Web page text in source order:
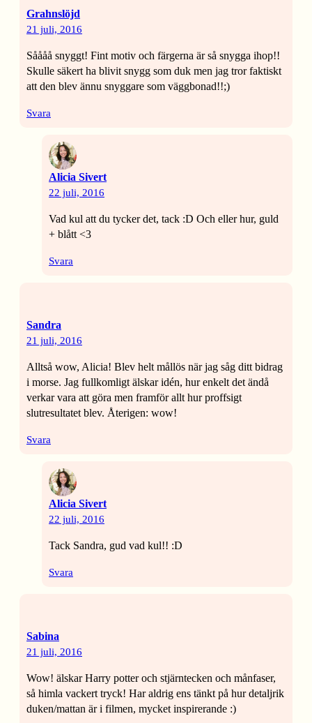
Grahnslöjd
21 juli, 2016
Såååå snyggt! Fint motiv och färgerna är så snygga ihop!!
Skulle säkert ha blivit snygg som duk men jag tror faktiskt
att den blev ännu snyggare som väggbonad!!;)
Svara
Alicia Sivert
22 juli, 2016
Vad kul att du tycker det, tack :D Och eller hur, guld
+ blått <3
Svara
Sandra
21 juli, 2016
Alltså wow, Alicia! Blev helt mållös när jag såg ditt bidrag
i morse. Jag fullkomligt älskar idén, hur enkelt det ändå
verkar vara att göra men framför allt hur proffsigt
slutresultatet blev. Återigen: wow!
Svara
Alicia Sivert
22 juli, 2016
Tack Sandra, gud vad kul!! :D
Svara
Sabina
21 juli, 2016
Wow! älskar Harry potter och stjärntecken och månfaser,
så himla vackert tryck! Har aldrig ens tänkt på hur detaljrik
duken/mattan är i filmen, mycket inspirerande :)